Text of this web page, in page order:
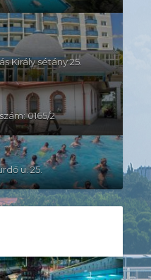
Király sétány 25.
0165/2
u. 25.